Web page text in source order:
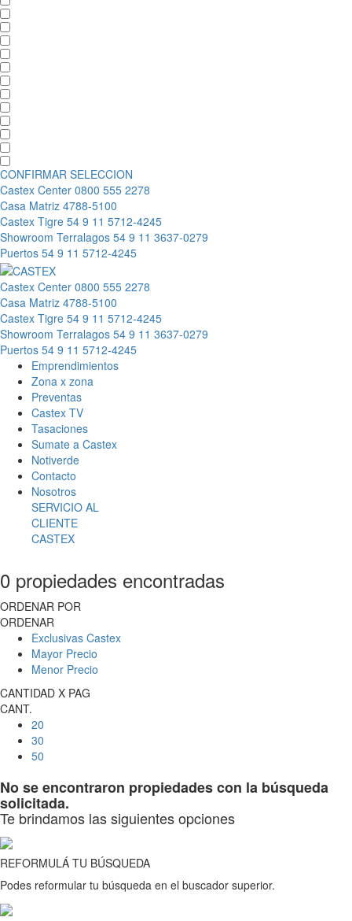
CONFIRMAR SELECCION
Castex Center 0800 555 2278
Casa Matriz 4788-5100
Castex Tigre 54 9 11 5712-4245
Showroom Terralagos 54 9 11 3637-0279
Puertos 54 9 11 5712-4245
Castex Center 0800 555 2278
Casa Matriz 4788-5100
Castex Tigre 54 9 11 5712-4245
Showroom Terralagos 54 9 11 3637-0279
Puertos 54 9 11 5712-4245
Emprendimientos
Zona x zona
Preventas
Castex TV
Tasaciones
Sumate a Castex
Notiverde
Contacto
Nosotros
SERVICIO AL
CLIENTE
CASTEX
0 propiedades encontradas
ORDENAR POR
ORDENAR
Exclusivas Castex
Mayor Precio
Menor Precio
CANTIDAD X PAG
CANT.
20
30
50
No se encontraron propiedades con la búsqueda
solicitada.
Te brindamos las siguientes opciones
REFORMULÁ TU BÚSQUEDA
Podes reformular tu búsqueda en el buscador superior.